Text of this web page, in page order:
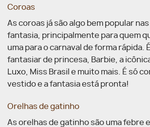
Coroas
As coroas já são algo bem popular
fantasia, principalmente para quem
uma para o carnaval de forma rápida.
fantasiar de princesa, Barbie, a
Luxo, Miss Brasil e muito mais. É só
vestido e a fantasia está pronta!
Orelhas de gatinho
As orelhas de gatinho são uma febre